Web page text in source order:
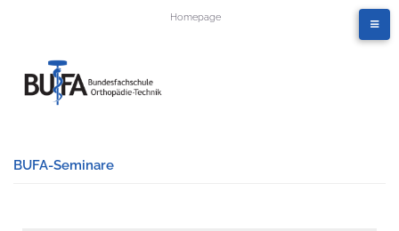
Homepage
BUFA-Seminare